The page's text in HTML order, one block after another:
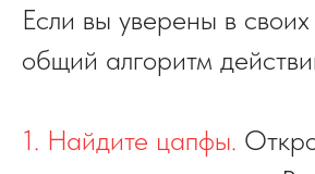
Если вы уверены в своих
общий алгоритм
1. Найдите цапфы.